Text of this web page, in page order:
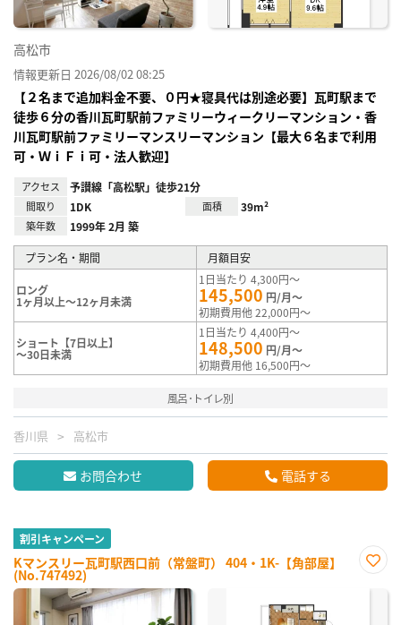
高松市
情報更新日 2026/08/02 08:25
【２名まで追加料金不要、０円★寝具代は別途必要】瓦町駅まで
徒歩６分の香川瓦町駅前ファミリーウィークリーマンション・香
川瓦町駅前ファミリーマンスリーマンション【最大６名まで利用
可・ＷｉＦｉ可・法人歓迎】
アクセス 予讃線「高松駅」徒歩21分
間取り 1DK 面積 39m²
築年数 1999年 2月 築
プラン名・期間 月額目安
ロング
1ヶ月以上～12ヶ月未満
1日当たり 4,300円～
145,500 円/月～
初期費用他 22,000円～
ショート【7日以上】
～30日未満
1日当たり 4,400円～
148,500 円/月～
初期費用他 16,500円～
風呂･トイレ別
香川県 高松市
お問合わせ 電話する
割引キャンペーン
Kマンスリー瓦町駅西口前（常盤町） 404・1K-【角部屋】
(No.747492)
に入